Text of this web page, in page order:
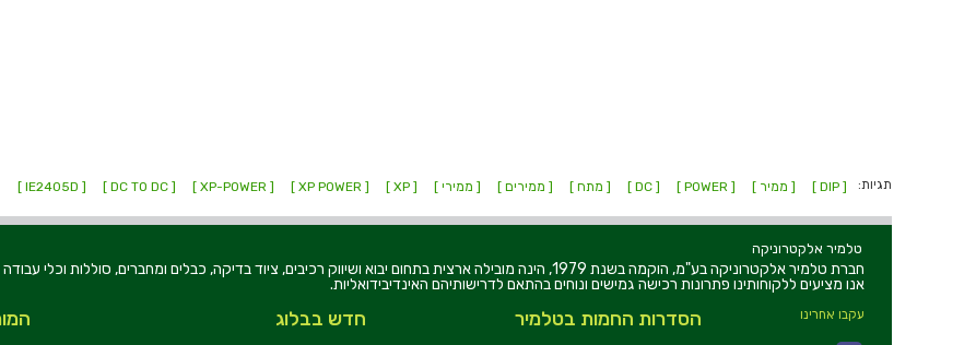
תגיות: [ DIP ] [ ממיר ] [ POWER ]
[ DC ] [ מתח ] [ ממירים ] [ ממירי ] [ XP ]
[ XP POWER ]
[ XP-POWER ]
[ DC TO DC ]
[ IE2405D ]
טלמיר אלקטרוניקה
חברת טלמיר אלקטרוניקה בע"מ, הוקמה בשנת 1979, הינה מובילה ארצית בתחום יבוא ושיווק רכיבים, ציוד בדיקה, כבלים ומחברים,
אנו מציעים ללקוחותינו פתרונות רכישה גמישים ונוחים בהתאם לדרישותיהם האינדיבידואליות.
עקבו אחרינו חדש בבלוג הסדרות החמות בטלמיר